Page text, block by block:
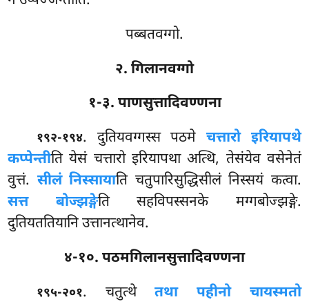
पब्बतवग्गो.
२. गिलानवग्गो
१-३. पाणसुत्तादिवण्णना
१९२-१९४. दुतियवग्गस्स पठमेचत्तारो इरियापथे
कप्पेन्तीति येसं चत्तारो इरियापथा अत्थि, तेसंयेव वसेनेतं
वुत्तं. सीलं निस्सायाति चतुपारिसुद्धिसीलं निस्सयं कत्वा.
सत्त बोज्झङ्गेति सहविपस्सनके मग्गबोज्झङ्गे.
दुतियततियानि उत्तानत्थानेव.
४-१०. पठमगिलानसुत्तादिवण्णना
१९५-२०१. चतुत्थेतथा पहीनो चायस्मतो